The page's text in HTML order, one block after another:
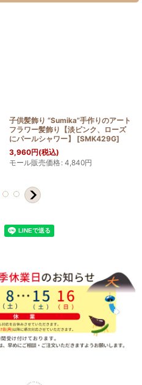
子供髪飾り “Sumika”手作りのアート
フラワー髪飾り【淡ピンク、ローズ
にパールシャワー】
[SMK429G]
3,960円(税込)
モール販売価格: 4,840円